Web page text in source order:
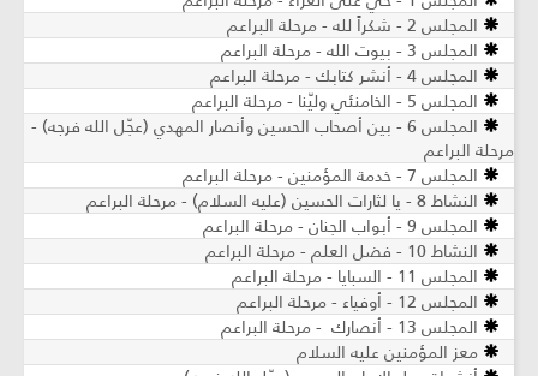
المجلس 2 - شكراً لله - مرحلة البراعم
المجلس 3 - بيوت الله - مرحلة البراعم
المجلس 4 - أنشر كتابك - مرحلة البراعم
المجلس 5 - الخامنئي وليّنا - مرحلة البراعم
المجلس 6 - بين أصحاب الحسين وأنصار المهدي (عجّل الله فرجه) -
مرحلة البراعم
المجلس 7 - خدمة المؤمنين - مرحلة البراعم
النشاط 8 - يا لثارات الحسين (عليه السلام) - مرحلة البراعم
المجلس 9 - أبواب الجنان - مرحلة البراعم
النشاط 10 - فضل العلم - مرحلة البراعم
المجلس 11 - السبايا - مرحلة البراعم
المجلس 12 - أوفياء - مرحلة البراعم
المجلس 13 - أنصارك - مرحلة البراعم
معز المؤمنين عليه السلام